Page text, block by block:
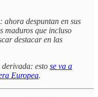
despuntan en sus
maduros que incluso
destacar en las
esto se va a
Europea.